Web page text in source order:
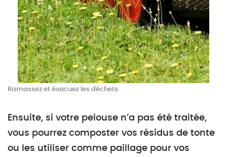
Ramassez et évacuez les déchets
Ensuite, si votre pelouse n’a pas été traitée,
vous pourrez composter vos résidus de tonte
ou les utiliser comme paillage pour vos